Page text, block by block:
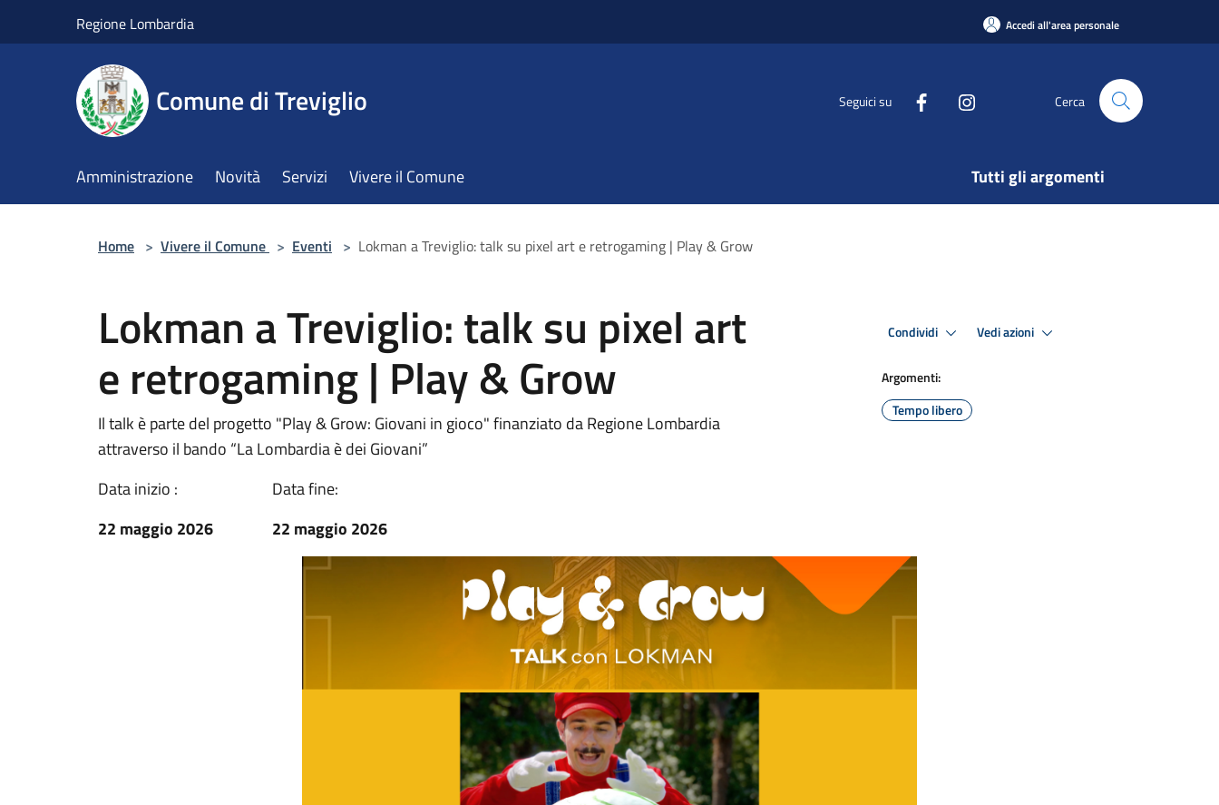
Regione Lombardia Accedi all'area personale
Comune di Treviglio Seguici su Cerca
Amministrazione Novità Servizi Vivere il Comune Tutti gli argomenti
Home > Vivere il Comune > Eventi > Lokman a Treviglio: talk su pixel art e retrogaming | Play & Grow
Lokman a Treviglio: talk su pixel art
e retrogaming | Play & Grow
Il talk è parte del progetto "Play & Grow: Giovani in gioco" finanziato da Regione Lombardia
attraverso il bando “La Lombardia è dei Giovani”
Data inizio :
22 maggio 2026
Data fine:
22 maggio 2026
Condividi Vedi azioni
Argomenti:
Tempo libero